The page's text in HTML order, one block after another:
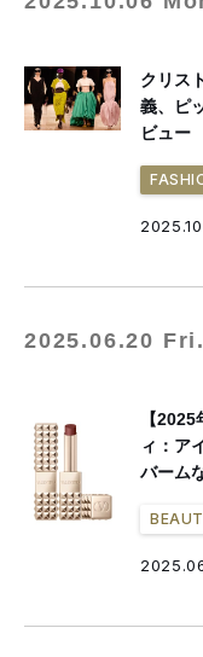
クリス
義、ピ
ビュー
2025.06.20 Fri.
【
ィ：ア
バーム